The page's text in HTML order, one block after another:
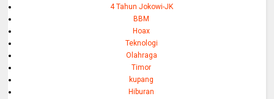
4 Tahun Jokowi-JK
BBM
Hoax
Teknologi
Olahraga
Timor
kupang
Hiburan